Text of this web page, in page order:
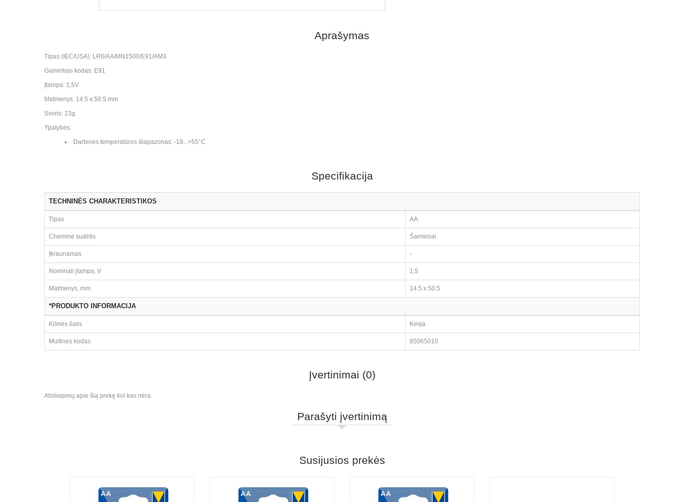
Aprašymas
Tipas (IEC/USA): LR6/AA/MN1500/E91/AM3
Gamintojo kodas: E91
Įtampa: 1,5V
Matmenys: 14.5 x 50.5 mm
Svoris: 23g
Ypatybės:
Darbinės temperatūros diapazonas: -18...+55°C
Specifikacija
TECHNINĖS CHARAKTERISTIKOS
Tipas AA
Cheminė sudėtis Šarminiai
Įkraunamas -
Nominali įtampa, V 1,5
Matmenys, mm 14.5 x 50.5
*PRODUKTO INFORMACIJA
Kilmės šalis Kinija
Muitinės kodas 85065010
Įvertinimai (0)
Atsiliepimų apie šią prekę kol kas nėra.
Parašyti įvertinimą
Susijusios prekės